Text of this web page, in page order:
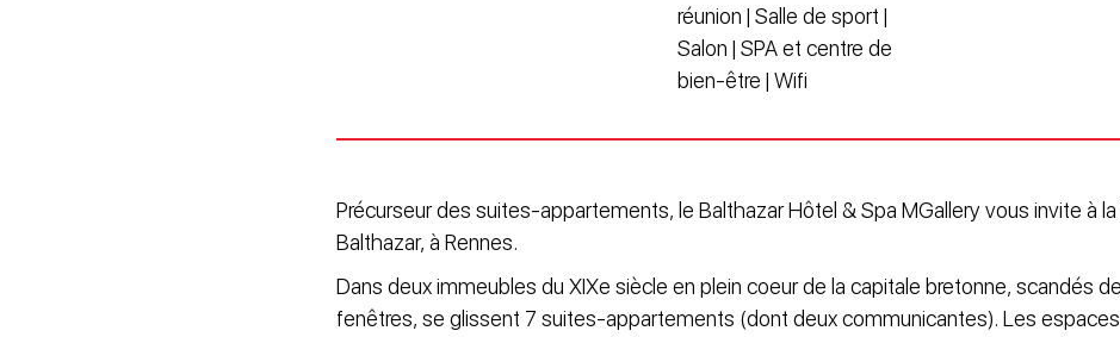
réunion | Salle de sport |
Salon | SPA et centre de
bien-être | Wifi
Précurseur des suites-appartements, le Balthazar Hôtel & Spa MGallery vous invite à la
Balthazar, à Rennes.
Dans deux immeubles du XIXe siècle en plein coeur de la capitale bretonne, scandés
fenêtres, se glissent 7 suites-appartements (dont deux communicantes). Les